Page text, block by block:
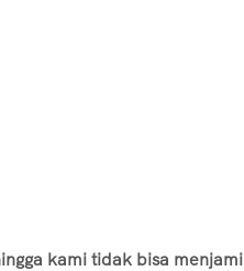
kami tidak bisa